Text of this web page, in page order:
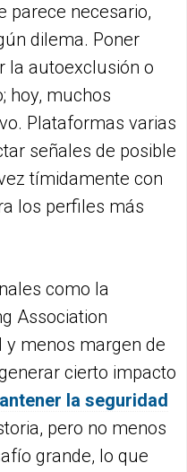
parece necesario,
dilema. Poner
la autoexclusión o
hoy, muchos
Plataformas varias
señales de posible
tímidamente con
los perfiles más
como la
Association
y menos margen de
cierto impacto
la seguridad
pero no menos
grande, lo que